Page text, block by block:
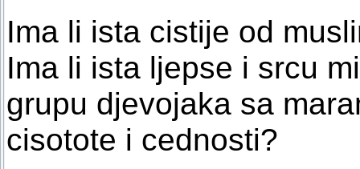
Ima li ista cistije od
Ima li ista ljepse i srcu
grupu djevojaka sa
cisotote i cednosti?